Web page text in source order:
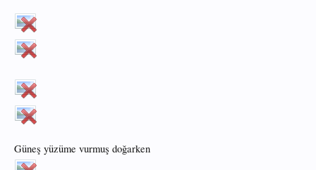
Güneş yüzüme vurmuş doğarken